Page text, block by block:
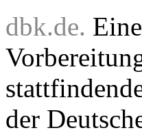
dbk.de.
der